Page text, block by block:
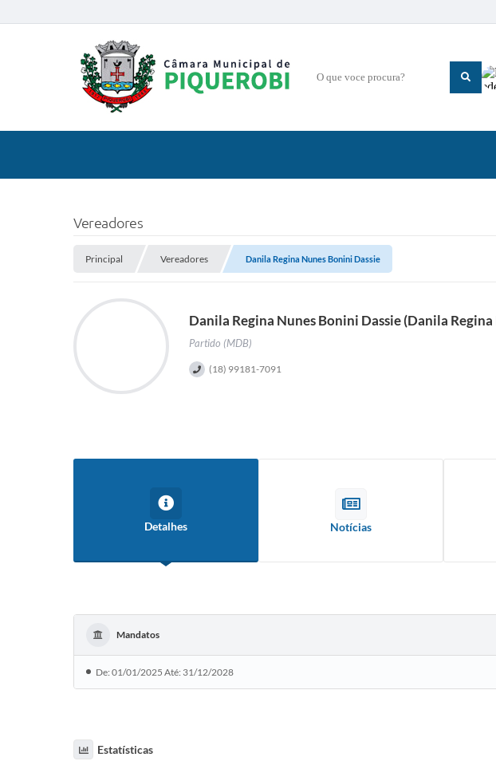
O que voce procura?
Vereadores
Principal Vereadores Danila Regina Nunes Bonini Dassie
Danila Regina Nunes Bonini Dassie (Danila
Partido (MDB)
(18) 99181-7091
Detalhes Notícias
Mandatos
De: 01/01/2025 Até: 31/12/2028
Estatísticas